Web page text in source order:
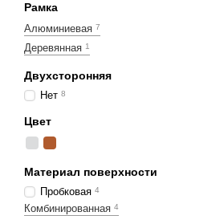
Рамка
Алюминиевая 7
Деревянная 1
Двухсторонняя
Нет 8
Цвет
Материал поверхности
Пробковая 4
Комбинированная 4